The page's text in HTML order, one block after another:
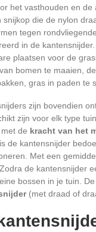
het vasthouden en
snijkop die de nylon
tegen
in de
plaatsen voor de
bomen te maaien,
gras in paden te
zijn bovendien
zijn voor elk type
de kracht van het
de kantensnijder
Met een
de kantensnijder
bossen in je tuin.
(met draad of